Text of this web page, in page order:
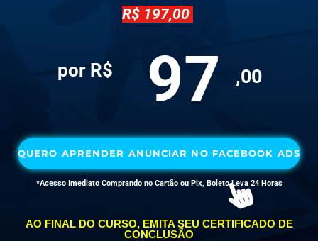
R$ 197,00
por R$ 97 ,00
QUERO APRENDER ANUNCIAR NO FACEBOOK ADS
*Acesso Imediato Comprando no Cartão ou Pix, Boleto Leva 24 Horas
AO FINAL DO CURSO, EMITA SEU CERTIFICADO DE
CONCLUSÃO